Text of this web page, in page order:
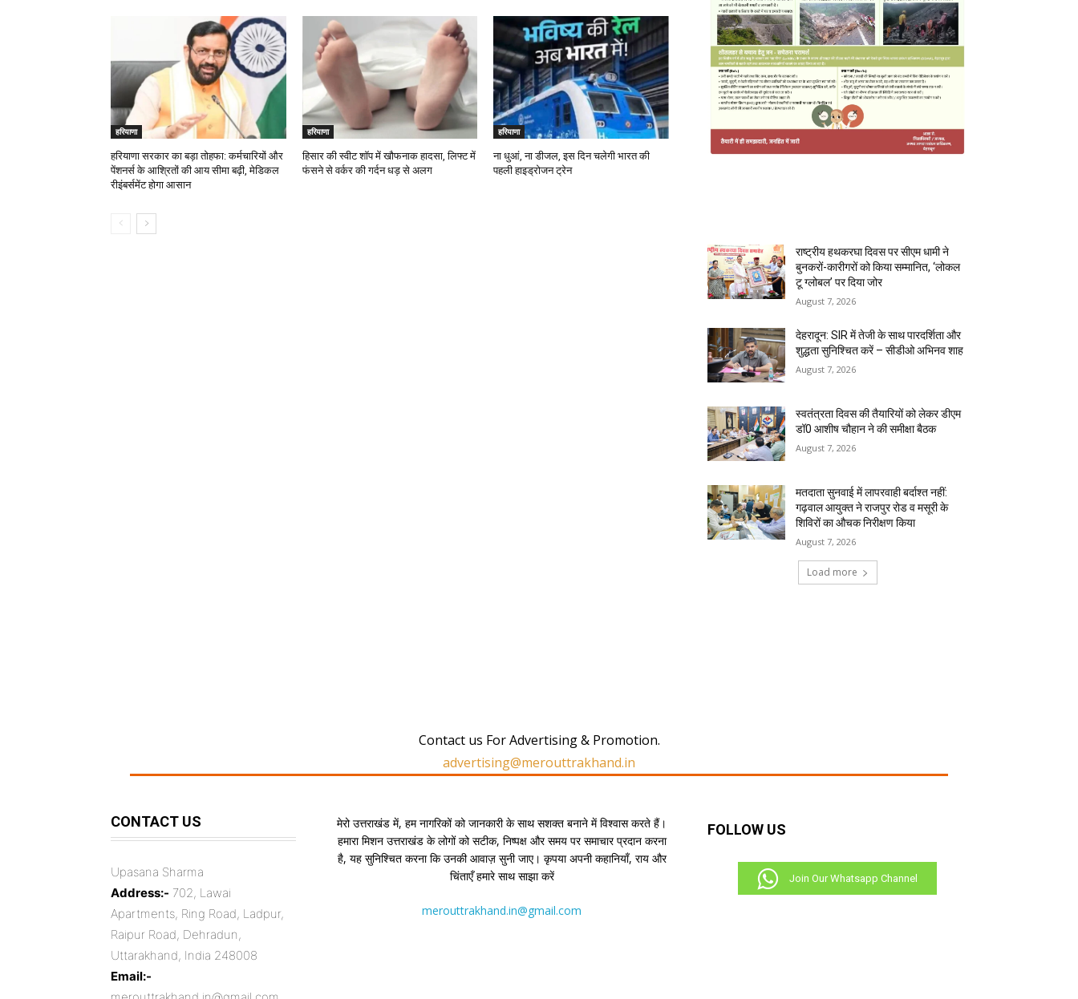
हरियाणा
हरियाणा सरकार का बड़ा तोहफा: कर्मचारियों और
पेंशनर्स के आश्रितों की आय सीमा बढ़ी, मेडिकल
रीइंबर्समेंट होगा आसान
हरियाणा
हिसार की स्वीट शॉप में खौफनाक हादसा, लिफ्ट में
फंसने से वर्कर की गर्दन धड़ से अलग
हरियाणा
ना धुआं, ना डीजल, इस दिन चलेगी भारत की
पहली हाइड्रोजन ट्रेन
राष्ट्रीय हथकरघा दिवस पर सीएम धामी ने
बुनकरों-कारीगरों को किया सम्मानित, ‘लोकल
टू ग्लोबल’ पर दिया जोर
August 7, 2026
देहरादून: SIR में तेजी के साथ पारदर्शिता और
शुद्धता सुनिश्चित करें – सीडीओ अभिनव शाह
August 7, 2026
स्वतंत्रता दिवस की तैयारियों को लेकर डीएम
डॉ0 आशीष चौहान ने की समीक्षा बैठक
August 7, 2026
मतदाता सुनवाई में लापरवाही बर्दाश्त नहीं:
गढ़वाल आयुक्त ने राजपुर रोड व मसूरी के
शिविरों का औचक निरीक्षण किया
August 7, 2026
Load more
Contact us For Advertising & Promotion.
advertising@merouttrakhand.in
CONTACT US
Upasana Sharma
Address:- 702, Lawai
Apartments, Ring Road, Ladpur,
Raipur Road, Dehradun,
Uttarakhand, India 248008
Email:-
मेरो उत्तराखंड में, हम नागरिकों को जानकारी के साथ सशक्त बनाने में विश्वास करते हैं।
हमारा मिशन उत्तराखंड के लोगों को सटीक, निष्पक्ष और समय पर समाचार प्रदान करना
है, यह सुनिश्चित करना कि उनकी आवाज़ सुनी जाए। कृपया अपनी कहानियाँ, राय और
चिंताएँ हमारे साथ साझा करें
merouttrakhand.in@gmail.com
FOLLOW US
Join Our Whatsapp Channel